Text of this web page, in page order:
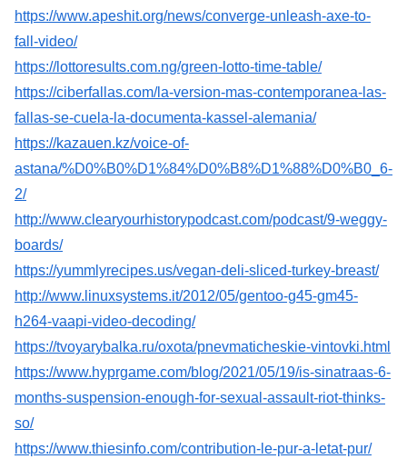
https://www.apeshit.org/news/converge-unleash-axe-to-
fall-video/
https://lottoresults.com.ng/green-lotto-time-table/
https://ciberfallas.com/la-version-mas-contemporanea-las-
fallas-se-cuela-la-documenta-kassel-alemania/
https://kazauen.kz/voice-of-
astana/%D0%B0%D1%84%D0%B8%D1%88%D0%B0_6-
2/
http://www.clearyourhistorypodcast.com/podcast/9-weggy-
boards/
https://yummlyrecipes.us/vegan-deli-sliced-turkey-breast/
http://www.linuxsystems.it/2012/05/gentoo-g45-gm45-
h264-vaapi-video-decoding/
https://tvoyarybalka.ru/oxota/pnevmaticheskie-vintovki.html
https://www.hyprgame.com/blog/2021/05/19/is-sinatraas-6-
months-suspension-enough-for-sexual-assault-riot-thinks-
so/
https://www.thiesinfo.com/contribution-le-pur-a-letat-pur/